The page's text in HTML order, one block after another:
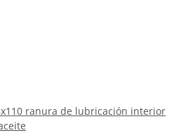
ranura de lubricación interior